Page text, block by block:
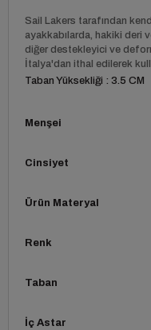
Sail Lakers tarafından
ayakkabılarda, hakiki deri
diğer destekleyici ve
İtalya'dan ithal edilerek
Taban Yüksekliği : 3.5 CM
Menşei
Cinsiyet
Ürün Materyal
Renk
Taban
İç Astar